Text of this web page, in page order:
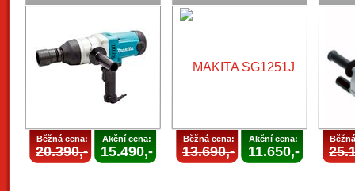
Běžná cena:
20.390,-
Akční cena:
15.490,-
Běžná cena:
13.690,-
Akční cena:
11.650,-